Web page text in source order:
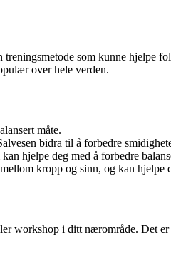
som kunne
over hele verden.
måte.
bidra til å forbedre
hjelpe deg med å forbedre
kropp og sinn, og kan hjelpe
workshop i ditt nærområde. Det